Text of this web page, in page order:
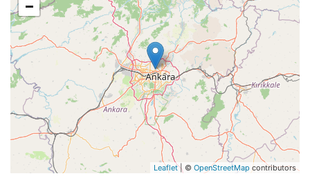
−
Leaflet| © OpenStreetMap contributors